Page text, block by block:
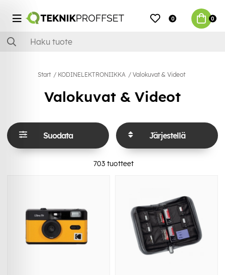
0 0
Start KODINELEKTRONIIKKA Valokuvat & Videot
Valokuvat & Videot
Suodata Järjestellä
703 tuotteet